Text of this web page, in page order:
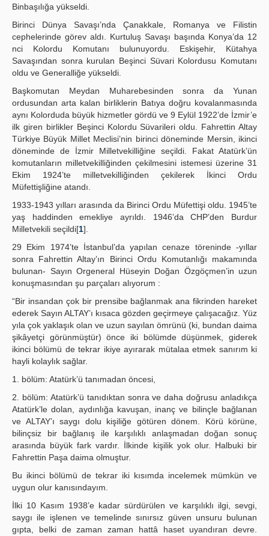
Binbaşılığa yükseldi.
Birinci Dünya Savaşı’nda Çanakkale, Romanya ve Filistin
cephelerinde görev aldı. Kurtuluş Savaşı başında Konya’da 12
nci Kolordu Komutanı bulunuyordu. Eskişehir, Kütahya
Savaşından sonra kurulan Beşinci Süvari Kolordusu Komutanı
oldu ve Generalliğe yükseldi.
Başkomutan Meydan Muharebesinden sonra da Yunan
ordusundan arta kalan birliklerin Batıya doğru kovalanmasında
aynı Kolorduda büyük hizmetler gördü ve 9 Eylül 1922’de İzmir’e
ilk giren birlikler Beşinci Kolordu Süvarileri oldu. Fahrettin Altay
Türkiye Büyük Millet Meclisi’nin birinci döneminde Mersin, ikinci
döneminde de İzmir Milletvekilliğine seçildi. Fakat Atatürk’ün
komutanların milletvekilliğinden çekilmesini istemesi üzerine 31
Ekim 1924’te milletvekilliğinden çekilerek İkinci Ordu
Müfettişliğine atandı.
1933-1943 yılları arasında da Birinci Ordu Müfettişi oldu. 1945’te
yaş haddinden emekliye ayrıldı. 1946’da CHP’den Burdur
Milletvekili seçildi[1].
29 Ekim 1974’te İstanbul’da yapılan cenaze töreninde -yıllar
sonra Fahrettin Altay’ın Birinci Ordu Komutanlığı makamında
bulunan- Sayın Orgeneral Hüseyin Doğan Özgöçmen’in uzun
konuşmasından şu parçaları alıyorum :
“Bir insandan çok bir prensibe bağlanmak ana fikrinden hareket
ederek Sayın ALTAY’ı kısaca gözden geçirmeye çalışacağız. Yüz
yıla çok yaklaşık olan ve uzun sayılan ömrünü (ki, bundan daima
şikâyetçi görünmüştür) önce iki bölümde düşünmek, giderek
ikinci bölümü de tekrar ikiye ayırarak mütalaa etmek sanırım ki
hayli kolaylık sağlar.
1. bölüm: Atatürk’ü tanımadan öncesi,
2. bölüm: Atatürk’ü tanıdıktan sonra ve daha doğrusu anladıkça
Atatürk’le dolan, aydınlığa kavuşan, inanç ve bilinçle bağlanan
ve ALTAY’ı saygı dolu kişiliğe götüren dönem. Körü körüne,
bilinçsiz bir bağlanış ile karşılıklı anlaşmadan doğan sonuç
arasında büyük fark vardır. İlkinde kişilik yok olur. Halbuki bir
Fahrettin Paşa daima olmuştur.
Bu ikinci bölümü de tekrar iki kısımda incelemek mümkün ve
uygun olur kanısındayım.
İlki 10 Kasım 1938’e kadar sürdürülen ve karşılıklı ilgi, sevgi,
saygı ile işlenen ve temelinde sınırsız güven unsuru bulunan
gıpta, belki de zaman zaman hattâ haset uyandıran devre.